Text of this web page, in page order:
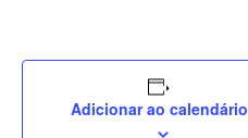
Adicionar ao calendário